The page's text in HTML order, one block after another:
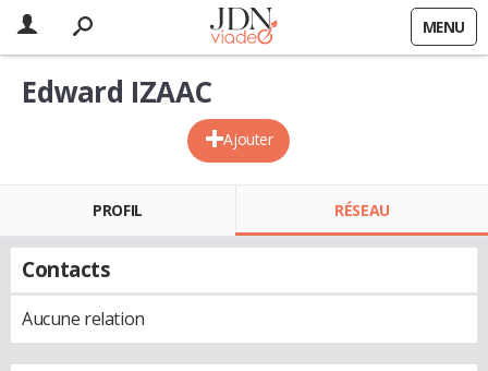
MENU
Ajouter
Edward IZAAC
PROFIL RÉSEAU
Contacts
Aucune relation